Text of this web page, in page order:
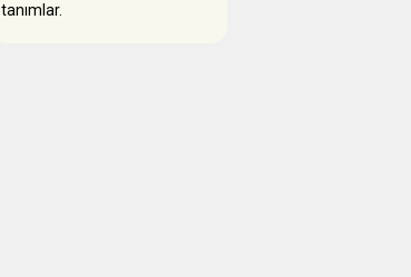
tanımlar.